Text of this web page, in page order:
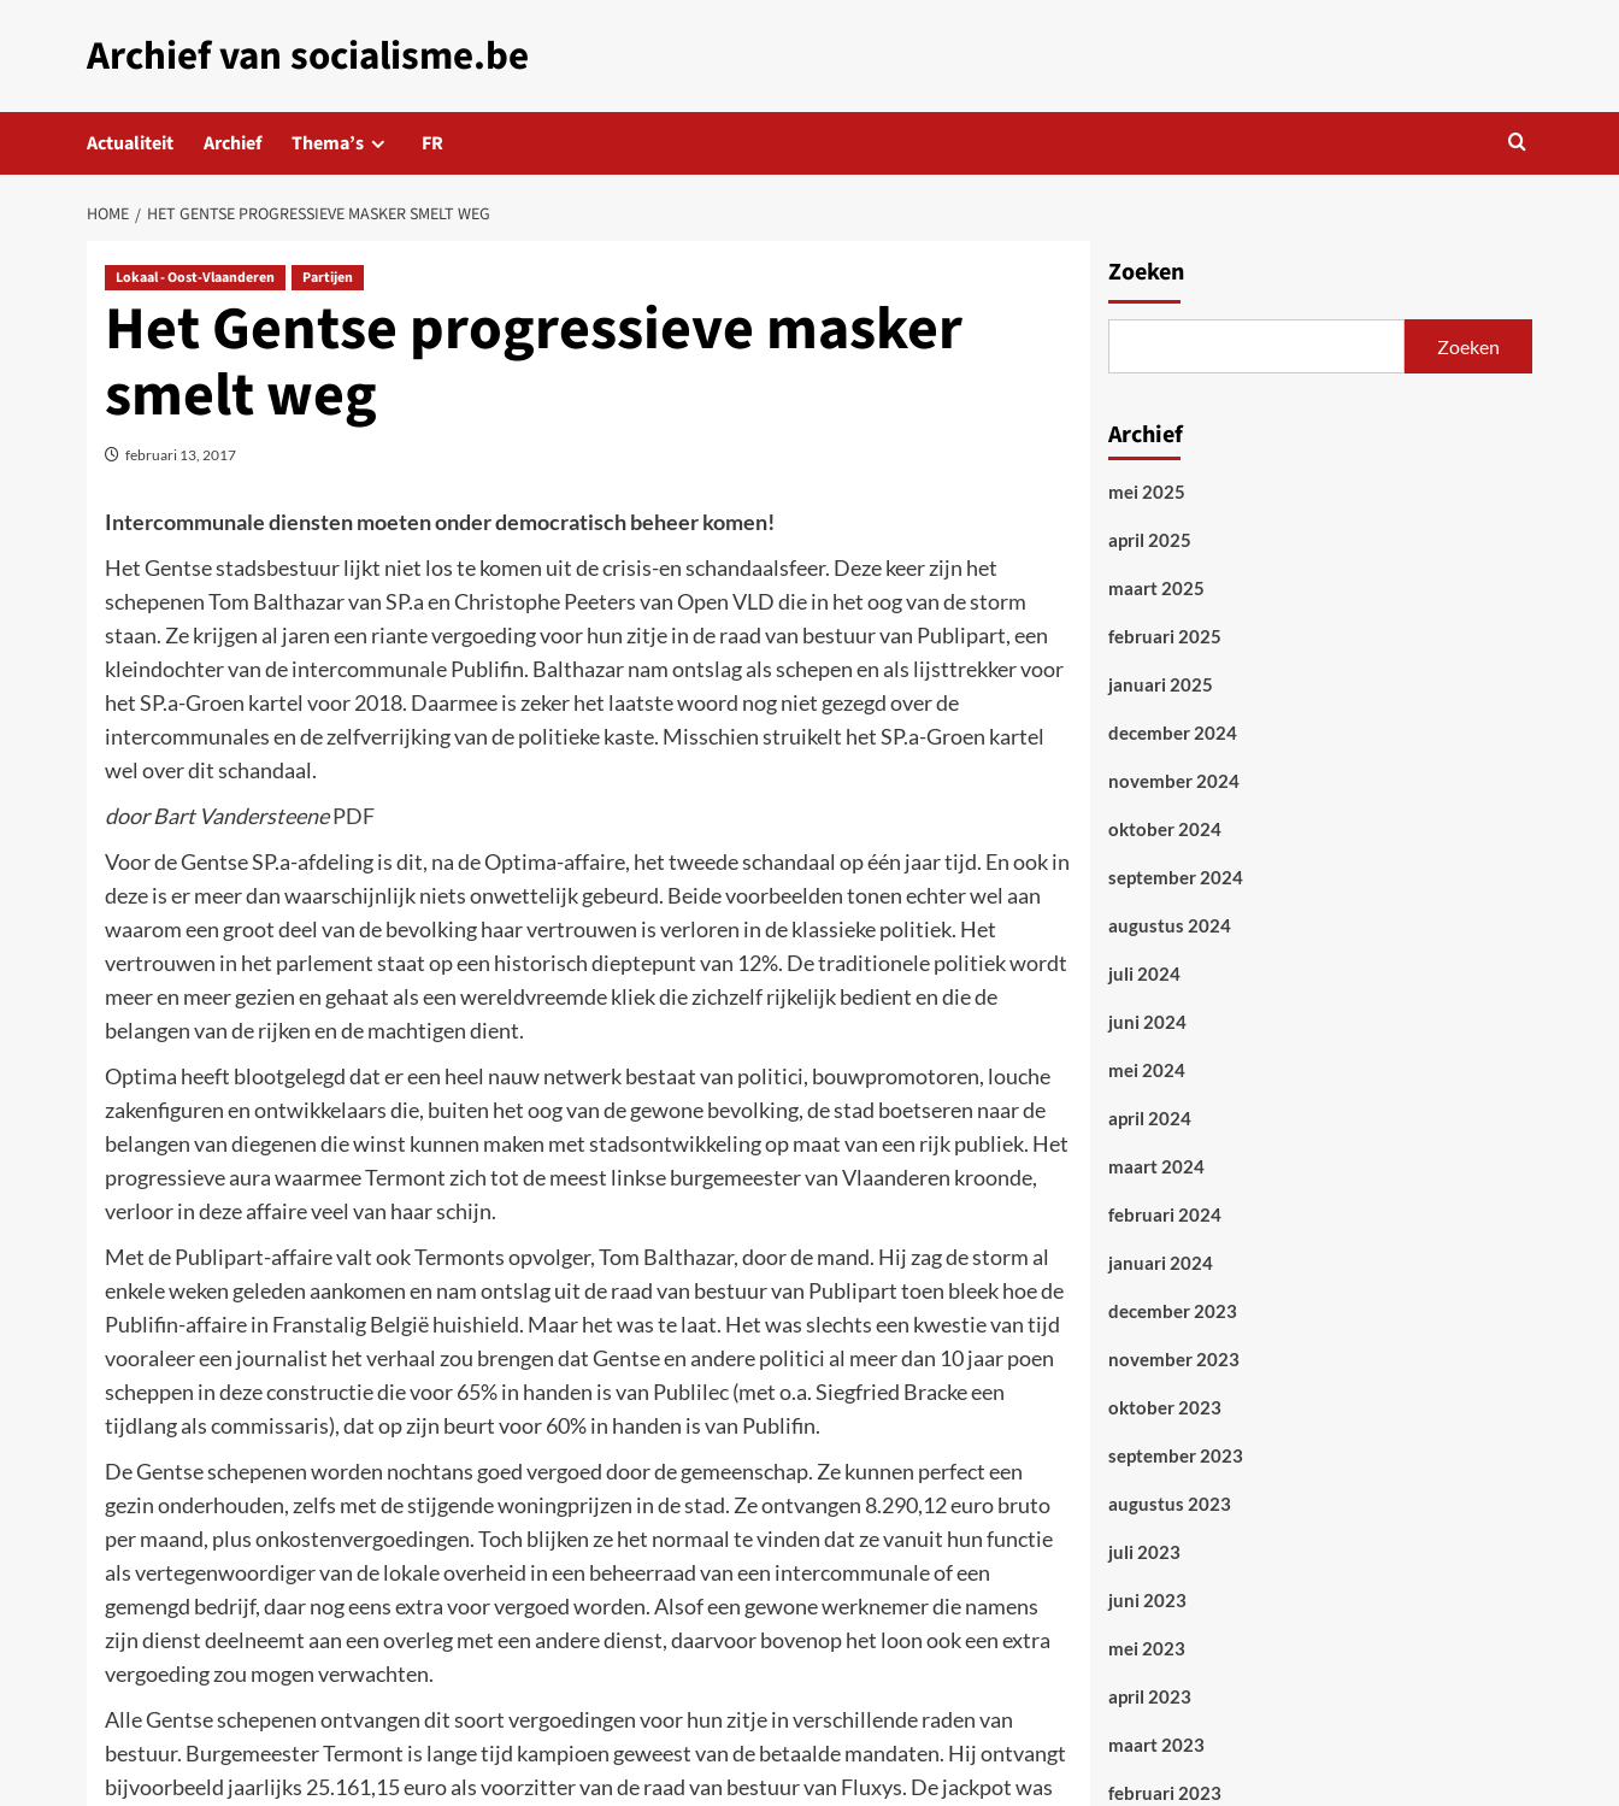
Archief van socialisme.be
Actualiteit Archief Thema’s FR
HOME HET GENTSE PROGRESSIEVE MASKER SMELT WEG
Lokaal - Oost-Vlaanderen Partijen
Het Gentse progressieve masker
smelt weg
februari 13, 2017
Intercommunale diensten moeten onder democratisch beheer komen!
Het Gentse stadsbestuur lijkt niet los te komen uit de crisis-en schandaalsfeer. Deze keer zijn het
schepenen Tom Balthazar van SP.a en Christophe Peeters van Open VLD die in het oog van de storm
staan. Ze krijgen al jaren een riante vergoeding voor hun zitje in de raad van bestuur van Publipart, een
kleindochter van de intercommunale Publifin. Balthazar nam ontslag als schepen en als lijsttrekker voor
het SP.a-Groen kartel voor 2018. Daarmee is zeker het laatste woord nog niet gezegd over de
intercommunales en de zelfverrijking van de politieke kaste. Misschien struikelt het SP.a-Groen kartel
wel over dit schandaal.
door Bart VandersteenePDF
Voor de Gentse SP.a-afdeling is dit, na de Optima-affaire, het tweede schandaal op één jaar tijd. En ook in
deze is er meer dan waarschijnlijk niets onwettelijk gebeurd. Beide voorbeelden tonen echter wel aan
waarom een groot deel van de bevolking haar vertrouwen is verloren in de klassieke politiek. Het
vertrouwen in het parlement staat op een historisch dieptepunt van 12%. De traditionele politiek wordt
meer en meer gezien en gehaat als een wereldvreemde kliek die zichzelf rijkelijk bedient en die de
belangen van de rijken en de machtigen dient.
Optima heeft blootgelegd dat er een heel nauw netwerk bestaat van politici, bouwpromotoren, louche
zakenfiguren en ontwikkelaars die, buiten het oog van de gewone bevolking, de stad boetseren naar de
belangen van diegenen die winst kunnen maken met stadsontwikkeling op maat van een rijk publiek. Het
progressieve aura waarmee Termont zich tot de meest linkse burgemeester van Vlaanderen kroonde,
verloor in deze affaire veel van haar schijn.
Met de Publipart-affaire valt ook Termonts opvolger, Tom Balthazar, door de mand. Hij zag de storm al
enkele weken geleden aankomen en nam ontslag uit de raad van bestuur van Publipart toen bleek hoe de
Publifin-affaire in Franstalig België huishield. Maar het was te laat. Het was slechts een kwestie van tijd
vooraleer een journalist het verhaal zou brengen dat Gentse en andere politici al meer dan 10 jaar poen
scheppen in deze constructie die voor 65% in handen is van Publilec (met o.a. Siegfried Bracke een
tijdlang als commissaris), dat op zijn beurt voor 60% in handen is van Publifin.
De Gentse schepenen worden nochtans goed vergoed door de gemeenschap. Ze kunnen perfect een
gezin onderhouden, zelfs met de stijgende woningprijzen in de stad. Ze ontvangen 8.290,12 euro bruto
per maand, plus onkostenvergoedingen. Toch blijken ze het normaal te vinden dat ze vanuit hun functie
als vertegenwoordiger van de lokale overheid in een beheerraad van een intercommunale of een
gemengd bedrijf, daar nog eens extra voor vergoed worden. Alsof een gewone werknemer die namens
zijn dienst deelneemt aan een overleg met een andere dienst, daarvoor bovenop het loon ook een extra
vergoeding zou mogen verwachten.
Alle Gentse schepenen ontvangen dit soort vergoedingen voor hun zitje in verschillende raden van
bestuur. Burgemeester Termont is lange tijd kampioen geweest van de betaalde mandaten. Hij ontvangt
bijvoorbeeld jaarlijks 25.161,15 euro als voorzitter van de raad van bestuur van Fluxys. De jackpot was
Zoeken
Zoeken
Archief
mei 2025
april 2025
maart 2025
februari 2025
januari 2025
december 2024
november 2024
oktober 2024
september 2024
augustus 2024
juli 2024
juni 2024
mei 2024
april 2024
maart 2024
februari 2024
januari 2024
december 2023
november 2023
oktober 2023
september 2023
augustus 2023
juli 2023
juni 2023
mei 2023
april 2023
maart 2023
februari 2023